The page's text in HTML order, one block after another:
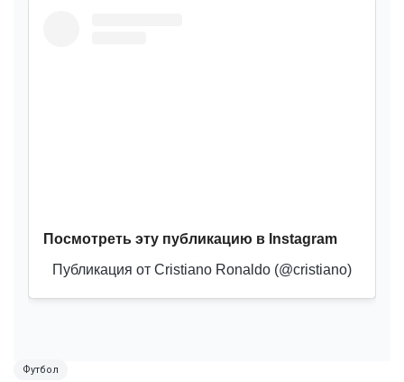
Посмотреть эту публикацию в Instagram
Публикация от Cristiano Ronaldo (@cristiano)
Футбол